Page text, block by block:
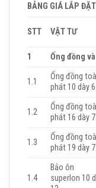
BẢNG GIÁ LẮP
STT VẬT TƯ
1
Ống đồng
1.1
Ống đồng
phát 10 dày
1.2
Ống đồng
phát 16 dày
1.3
Ống đồng
phát 19 dày
1.4
Bảo ôn
superlon 10